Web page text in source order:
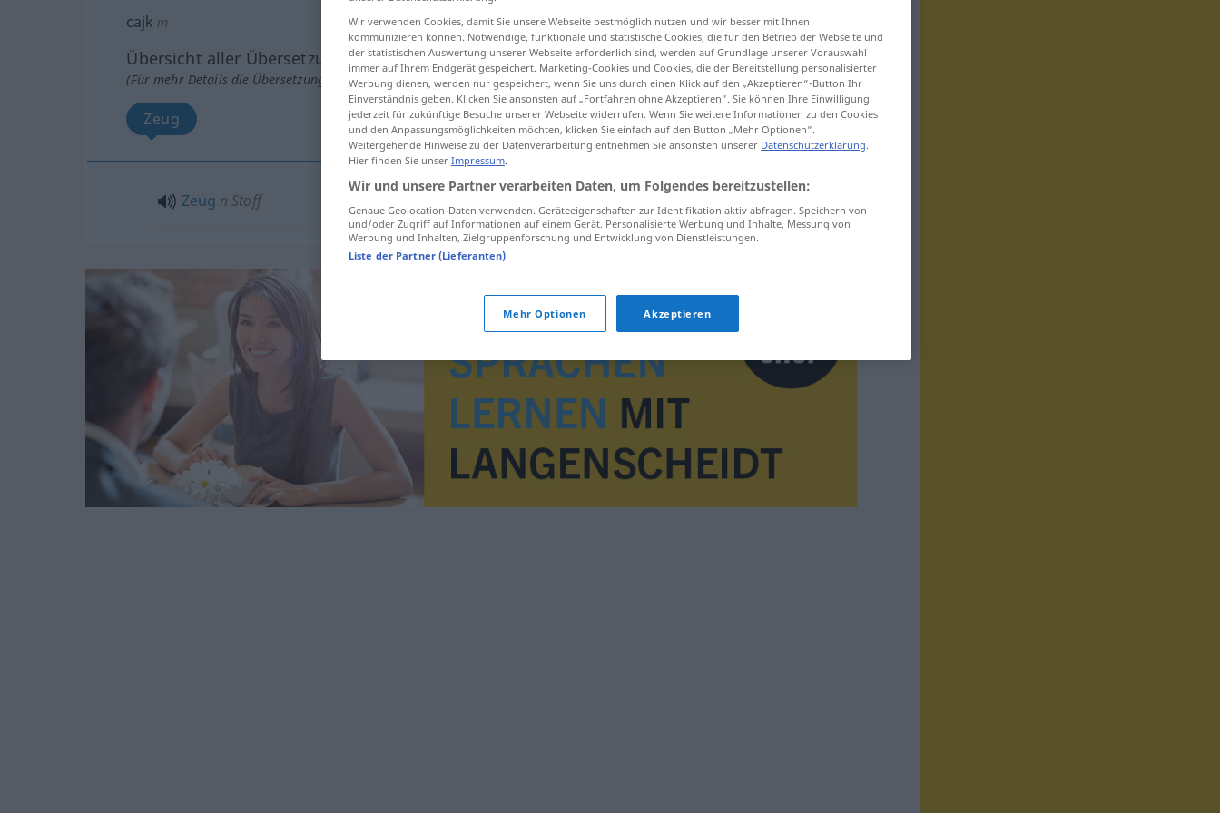
cajk m
Übersicht aller Übersetzungen
(Für mehr Details die Übersetzung anklicken/antippen)
Zeug
Zeug n Stoff
Wir verwenden Cookies, damit Sie unsere Webseite bestmöglich nutzen und wir besser mit Ihnen
kommunizieren können. Notwendige, funktionale und statistische Cookies, die für den Betrieb der Webseite und
der statistischen Auswertung unserer Webseite erforderlich sind, werden auf Grundlage unserer Vorauswahl
immer auf Ihrem Endgerät gespeichert. Marketing-Cookies und Cookies, die der Bereitstellung personalisierter
Werbung dienen, werden nur gespeichert, wenn Sie uns durch einen Klick auf den „Akzeptieren“-Button Ihr
Einverständnis geben. Klicken Sie ansonsten auf „Fortfahren ohne Akzeptieren“. Sie können Ihre Einwilligung
jederzeit für zukünftige Besuche unserer Webseite widerrufen. Wenn Sie weitere Informationen zu den Cookies
und den Anpassungsmöglichkeiten möchten, klicken Sie einfach auf den Button „Mehr Optionen“.
Weitergehende Hinweise zu der Datenverarbeitung entnehmen Sie ansonsten unserer Datenschutzerklärung.
Hier finden Sie unser Impressum.
Wir und unsere Partner verarbeiten Daten, um Folgendes bereitzustellen:
Genaue Geolocation-Daten verwenden. Geräteeigenschaften zur Identifikation aktiv abfragen. Speichern von
und/oder Zugriff auf Informationen auf einem Gerät. Personalisierte Werbung und Inhalte, Messung von
Werbung und Inhalten, Zielgruppenforschung und Entwicklung von Dienstleistungen.
Liste der Partner (Lieferanten)
Mehr Optionen Akzeptieren